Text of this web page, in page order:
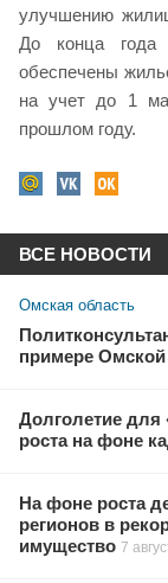
улучшению
До конца года
обеспечены
на учет до 1
прошлом году.
ВСЕ НОВОСТИ
Омская область
примере Омской
Долголетие для
роста на фоне
На фоне роста
регионов в
имущество 7